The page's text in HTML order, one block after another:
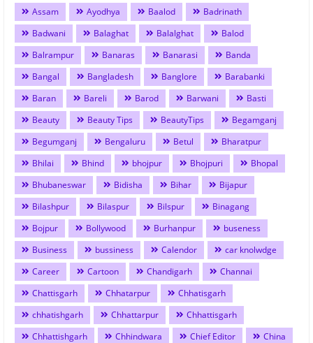
Assam Ayodhya Baalod
Badrinath
Badwani
Balaghat Balalghat
Balod
Balrampur
Banaras Banarasi
Banda
Bangal
Bangladesh Banglore
Barabanki
Baran
Bareli Barod Barwani
Basti
Beauty
Beauty Tips BeautyTips
Begamganj
Begumganj
Bengaluru Betul
Bharatpur
Bhilai
Bhind bhojpur Bhojpuri
Bhopal
Bhubaneswar
Bidisha Bihar
Bijapur
Bilashpur
Bilaspur Bilspur
Binagang
Bojpur
Bollywood Burhanpur
buseness
Business
bussiness Calendor
car knolwdge
Career
Cartoon Chandigarh
Channai
Chattisgarh
Chhatarpur
Chhatisgarh
chhatishgarh
Chhattarpur
Chhattisgarh
Chhattishgarh
Chhindwara Chief Editor
China